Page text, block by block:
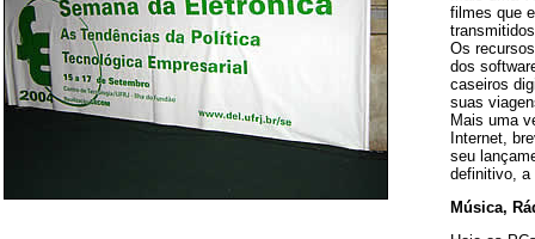
filmes que
Os
dos
caseiros
suas
Mais uma
Internet,
seu
definitivo, a
Música,